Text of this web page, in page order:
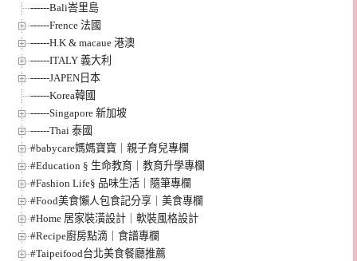
------Bali峇里島
------Frence 法國
------H.K & macaue 港澳
------ITALY 義大利
------JAPEN日本
------Korea韓國
------Singapore 新加坡
------Thai 泰國
#babycare媽媽寶寶｜親子育兒專欄
#Education § 生命教育｜教育升學專欄
#Fashion Life§ 品味生活｜隨筆專欄
#Food美食懶人包食記分享｜美食專欄
#Home 居家裝潢設計｜軟裝風格設計
#Recipe廚房點滴｜食譜專欄
#Taipeifood台北美食餐廳推薦